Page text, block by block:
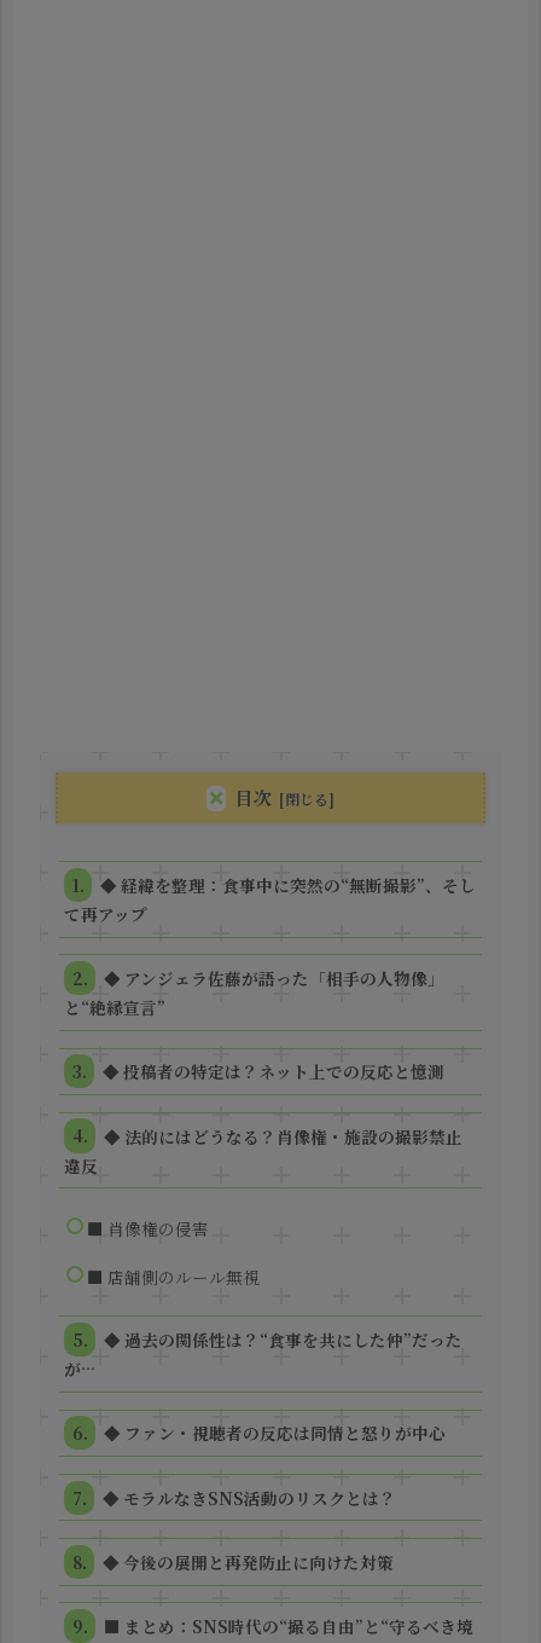
目次
◆ 経緯を整理：食事中に突然の“無断撮影”、そし
て再アップ
◆ アンジェラ佐藤が語った「相手の人物像」
と“絶縁宣言”
◆ 投稿者の特定は？ネット上での反応と憶測
◆ 法的にはどうなる？肖像権・施設の撮影禁止
違反
■ 肖像権の侵害
■ 店舗側のルール無視
◆ 過去の関係性は？“食事を共にした仲”だった
が…
◆ ファン・視聴者の反応は同情と怒りが中心
◆ モラルなきSNS活動のリスクとは？
◆ 今後の展開と再発防止に向けた対策
■ まとめ：SNS時代の“撮る自由”と“守るべき境